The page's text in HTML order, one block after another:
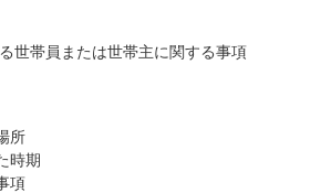
世帯員または世帯主に関する事項
所
時期
項